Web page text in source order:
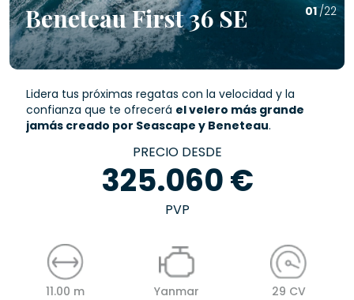
Beneteau First 36 SE 01/22
Lidera tus próximas regatas con la velocidad y la
confianza que te ofrecerá el velero más grande
jamás creado por Seascape y Beneteau.
PRECIO DESDE
325.060 €
PVP
11.00 m Yanmar 29 CV